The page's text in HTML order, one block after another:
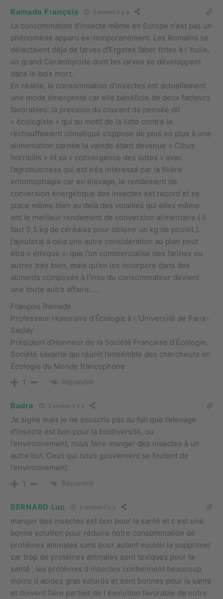
Ramade François 3 années il y a
La consommation d’insecte même en Europe n’est pas un
phénomène apparu ex-temporanément. Les Romains se
délectaient déja de larves d’Ergates faber frites à l ‘huile,
un grand Cerambycide dont les larves se développent
dans le bois mort.
En réalité, la consommation d’insectes est actuellement
une mode émergente car elle bénéficie de deux facteurs
favorables: la pression du courant de pensée dit
« écologiste » qui au motif de la lutte contre le
réchauffement climatique s’oppose de plus en plus à une
alimentation carnée la vainde étant devenue « Cibus
horribilis » et sa « convergence des luttes » avec
l’agrobusiness qui est très intéressé par la filière
entomophagie car en élevage, le rendement de
conversion énergétique des insectes est record et se
place même bien au delà des volailles qui elles même
ont le meilleur rendement de conversion alimentaire ( il
faut 3,5 kg de céréales pour obtenir un kg de poulet.)..
j’ajouterai à cela une autre considération au plan peut
être « éthique »: que l’on commercialise des farines ou
autres très bien, mais qu’on les incorpore dans des
aliments composés à l’insu du consommateur devient
une toute autre affaire…..
François Ramade
Professeur Honoraire d’Écologie à l ‘Université de Paris-
Saclay
Président d’Honneur de la Société Française d’Écologie,
Société savante qui réunit l’ensemble des chercheurs en
Écologie du Monde francophone
1 Répondre
Badra 3 années il y a
Je signe mais je ne souscris pas au fait que l’elevage
d’insecte est bon pour la biodiversité, ou
l’environnement, nous faire manger des insectes à un
autre but. Ceux qui nous gouvernent se foutent de
l’environnement
1 Répondre
BERNARD Luc 3 années il y a
manger des insectes est bon pour la santé et c est une
bonne solution pour réduire notre consommation de
protéines animales sans pour autant vouloir la supprimer
car trop de protéines animales sont toxiques pour la
santé ; les protéines d insectes contiennent beaucoup
moins d acides gras saturés et sont bonnes pour la santé
et doivent faire parties de l évolution favorable de notre